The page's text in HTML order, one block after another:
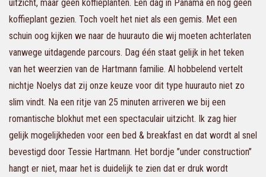
uitzicht, maar geen koffieplanten. Een dag in Panama en nog geen
koffieplant gezien. Toch voelt het niet als een gemis. Met een
schuin oog kijken we naar de huurauto die wij moeten achterlaten
vanwege uitdagende parcours. Dag één staat gelijk in het teken
van het weerzien van de Hartmann familie. Al hobbelend vertelt
nichtje Noelys dat zij onze keuze voor dit type huurauto niet zo
slim vindt. Na een ritje van 25 minuten arriveren we bij een
romantische blokhut met een spectaculair uitzicht. Ik zag hier
gelijk mogelijkheden voor een bed & breakfast en dat wordt al snel
bevestigd door Tessie Hartmann. Het bordje ’’under construction’’
hangt er niet, maar het is duidelijk te zien dat er druk wordt